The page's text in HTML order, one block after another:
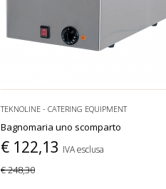
TEKNOLINE - CATERING EQUIPMENT
Bagnomaria uno scomparto
€ 122,13 IVA esclusa
€ 248,30